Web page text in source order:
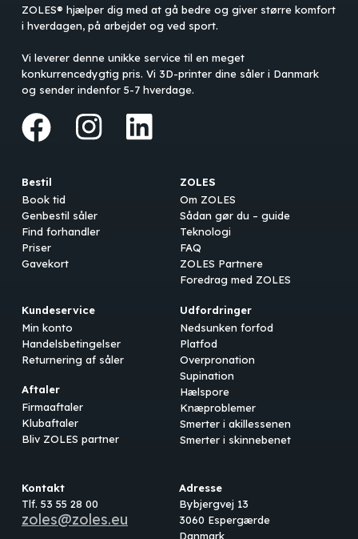
ZOLES® hjælper dig med at gå bedre og giver større komfort
i hverdagen, på arbejdet og ved sport.
Vi leverer denne unikke service til en meget
konkurrencedygtig pris. Vi 3D-printer dine såler i Danmark
og sender indenfor 5-7 hverdage.
Bestil
Book tid
Genbestil såler
Find forhandler
Priser
Gavekort
Aftaler
Firmaaftaler
Klubaftaler
Bliv ZOLES partner
ZOLES
Om ZOLES
Sådan gør du – guide
Teknologi
FAQ
ZOLES Partnere
Foredrag med ZOLES
Kundeservice
Min konto
Handelsbetingelser
Returnering af såler
Udfordringer
Nedsunken forfod
Platfod
Overpronation
Supination
Hælspore
Knæproblemer
Smerter i akillessenen
Smerter i skinnebenet
Kontakt
Tlf. 53 55 28 00
zoles@zoles.eu
Adresse
Bybjergvej 13
3060 Espergærde
Danmark